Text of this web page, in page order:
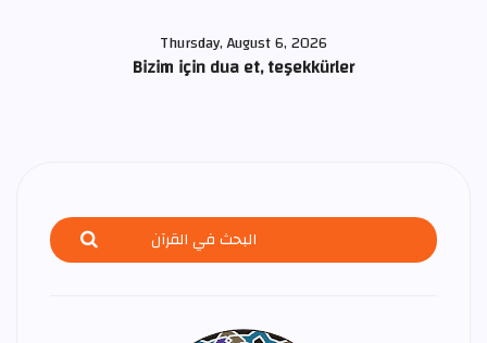
Thursday, August 6, 2026
Bizim için dua et, teşekkürler